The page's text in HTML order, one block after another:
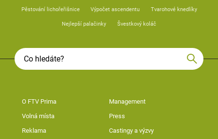
Pěstování lichořeřišnice Výpočet ascendentu Tvarohové knedlíky
Nejlepší palačinky Švestkový koláč
O FTV Prima Management
Volná místa Press
Reklama Castingy a výzvy